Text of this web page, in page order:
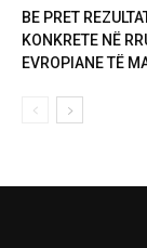
BE PRET
KONKRETE NË
EVROPIANE TË